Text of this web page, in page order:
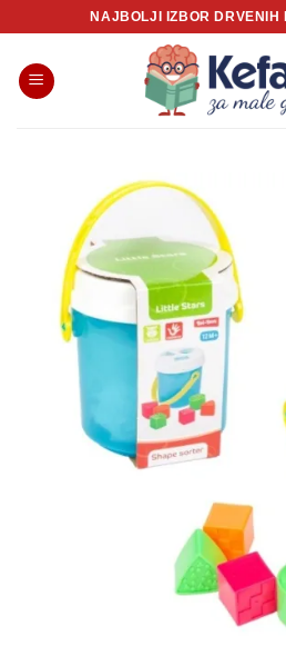
content
NAJBOLJI IZBOR DRVENIH